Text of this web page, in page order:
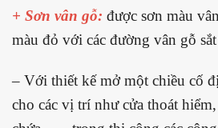
+ Sơn vân gỗ: được sơn màu
màu đỏ với các đường vân gỗ
– Với thiết kế mở một chiều cố
cho các vị trí như cửa thoát